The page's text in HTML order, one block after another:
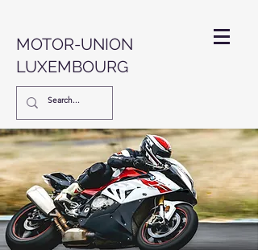
MOTOR-UNION
LUXEMBOURG